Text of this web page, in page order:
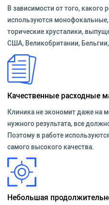
В зависимости от того, какого
используются
торические хрусталики,
США, Великобритании,
Качественные расходные
Клиника не экономит даже на
нужного результата, все
Поэтому в работе
самого высокого качества.
Небольшая